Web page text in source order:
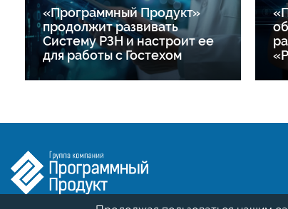
«Программный Продукт»
продолжит развивать
Систему РЗН и настроит ее
для работы с Гостехом